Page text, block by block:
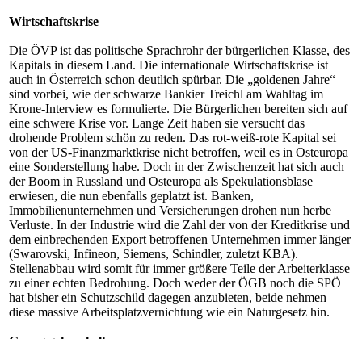
Wirtschaftskrise
Die ÖVP ist das politische Sprachrohr der bürgerlichen Klasse, des
Kapitals in diesem Land. Die internationale Wirtschaftskrise ist
auch in Österreich schon deutlich spürbar. Die „goldenen Jahre“
sind vorbei, wie der schwarze Bankier Treichl am Wahltag im
Krone-Interview es formulierte. Die Bürgerlichen bereiten sich auf
eine schwere Krise vor. Lange Zeit haben sie versucht das
drohende Problem schön zu reden. Das rot-weiß-rote Kapital sei
von der US-Finanzmarktkrise nicht betroffen, weil es in Osteuropa
eine Sonderstellung habe. Doch in der Zwischenzeit hat sich auch
der Boom in Russland und Osteuropa als Spekulationsblase
erwiesen, die nun ebenfalls geplatzt ist. Banken,
Immobilienunternehmen und Versicherungen drohen nun herbe
Verluste. In der Industrie wird die Zahl der von der Kreditkrise und
dem einbrechenden Export betroffenen Unternehmen immer länger
(Swarovski, Infineon, Siemens, Schindler, zuletzt KBA).
Stellenabbau wird somit für immer größere Teile der Arbeiterklasse
zu einer echten Bedrohung. Doch weder der ÖGB noch die SPÖ
hat bisher ein Schutzschild dagegen anzubieten, beide nehmen
diese massive Arbeitsplatzvernichtung wie ein Naturgesetz hin.